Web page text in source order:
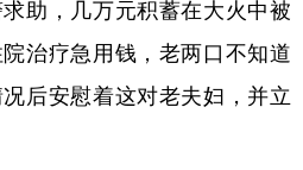
助，几万元积蓄在大火中被
治疗急用钱，老两口不知道
后安慰着这对老夫妇，并立